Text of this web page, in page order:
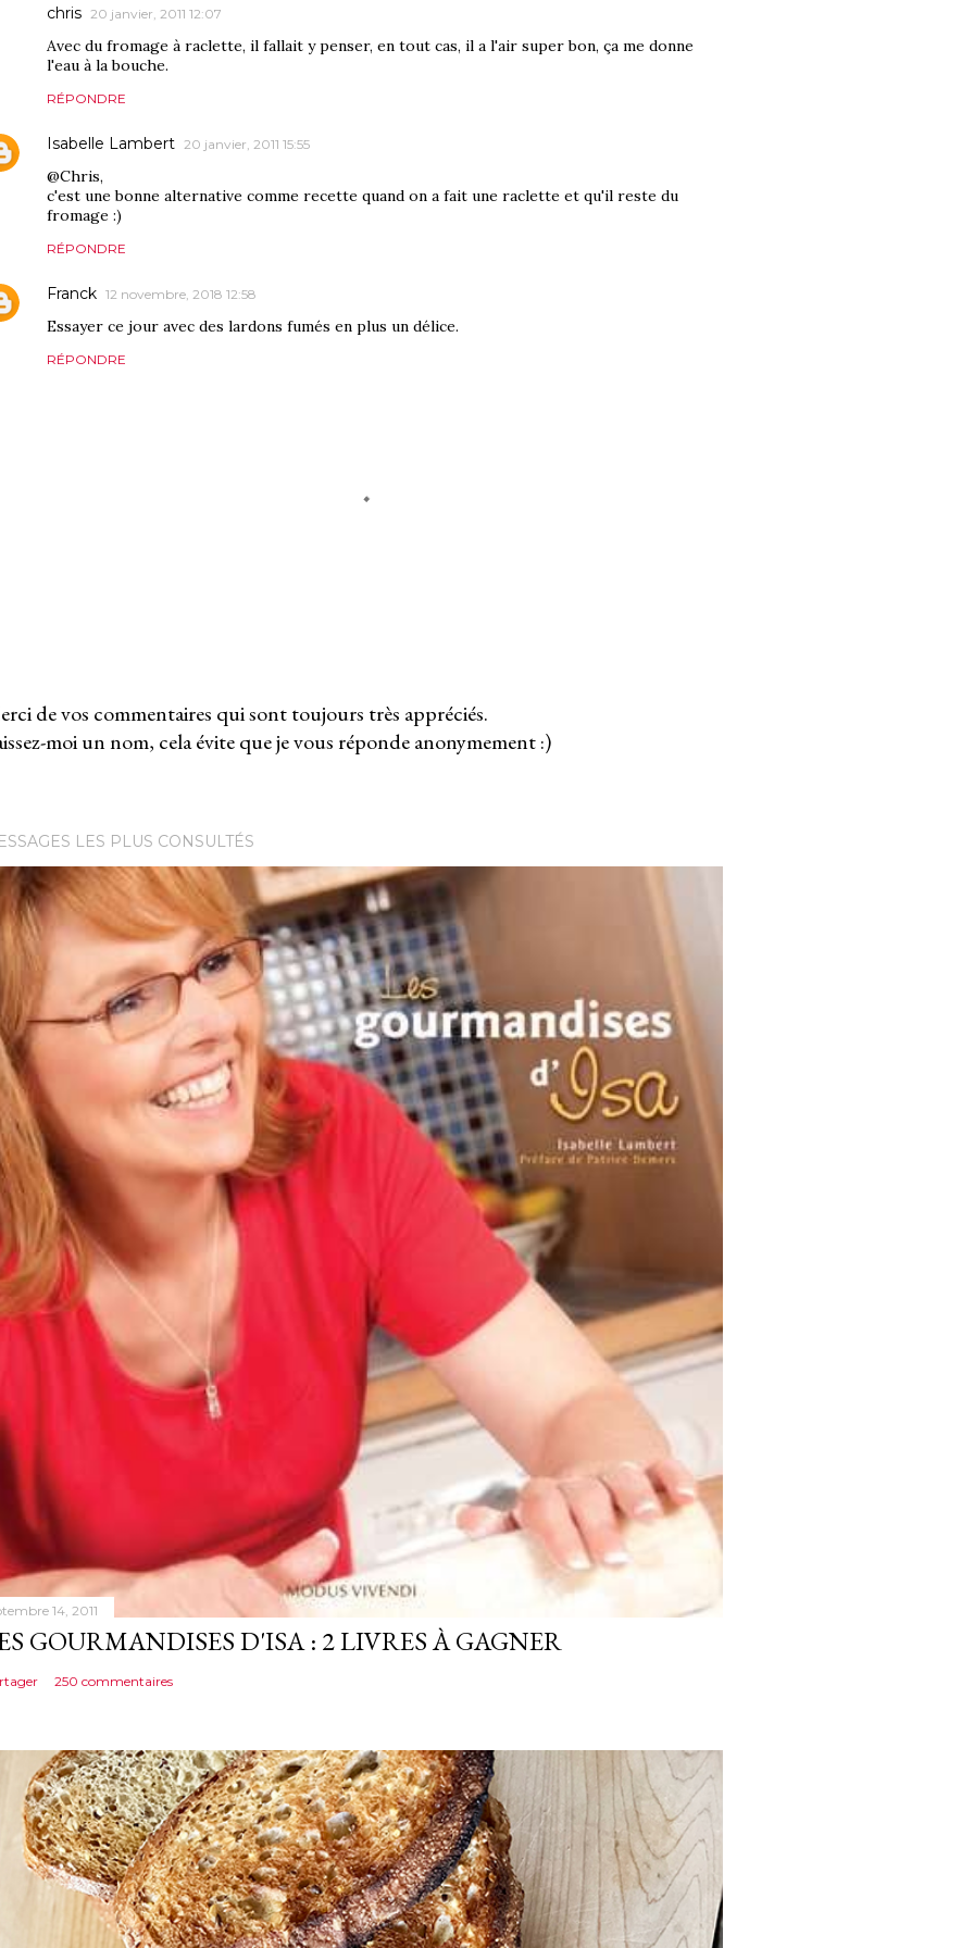
chris 20 janvier, 2011 12:07
Avec du fromage à raclette, il fallait y penser, en tout cas, il a l'air super bon, ça me donne
l'eau à la bouche.
RÉPONDRE
Isabelle Lambert 20 janvier, 2011 15:55
@Chris,
c'est une bonne alternative comme recette quand on a fait une raclette et qu'il reste du
fromage :)
RÉPONDRE
Franck 12 novembre, 2018 12:58
Essayer ce jour avec des lardons fumés en plus un délice.
RÉPONDRE
de vos commentaires qui sont toujours très appréciés.
moi un nom, cela évite que je vous réponde anonymement :)
LES PLUS CONSULTÉS
14, 2011
GOURMANDISES D'ISA : 2 LIVRES À GAGNER
250 commentaires